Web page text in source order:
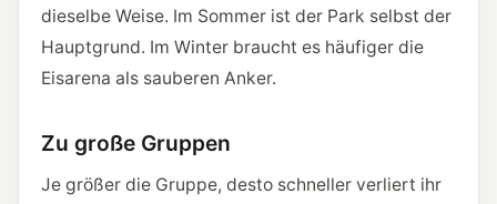
dieselbe Weise. Im Sommer ist der Park selbst der
Hauptgrund. Im Winter braucht es häufiger die
Eisarena als sauberen Anker.
Zu große Gruppen
Je größer die Gruppe, desto schneller verliert ihr